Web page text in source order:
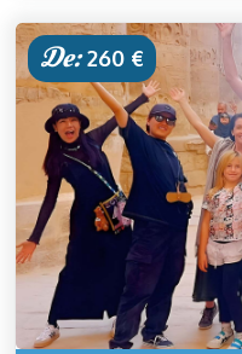
De:260 €